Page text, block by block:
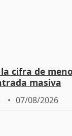
la cifra de
masiva
07/08/2026